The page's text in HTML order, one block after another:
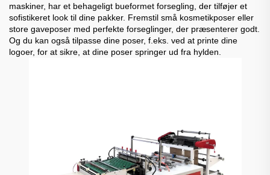
maskiner, har et behageligt bueformet forsegling, der tilføjer et
sofistikeret look til dine pakker. Fremstil små kosmetikposer eller
store gaveposer med perfekte forseglinger, der præsenterer godt.
Og du kan også tilpasse dine poser, f.eks. ved at printe dine
logoer, for at sikre, at dine poser springer ud fra hylden.